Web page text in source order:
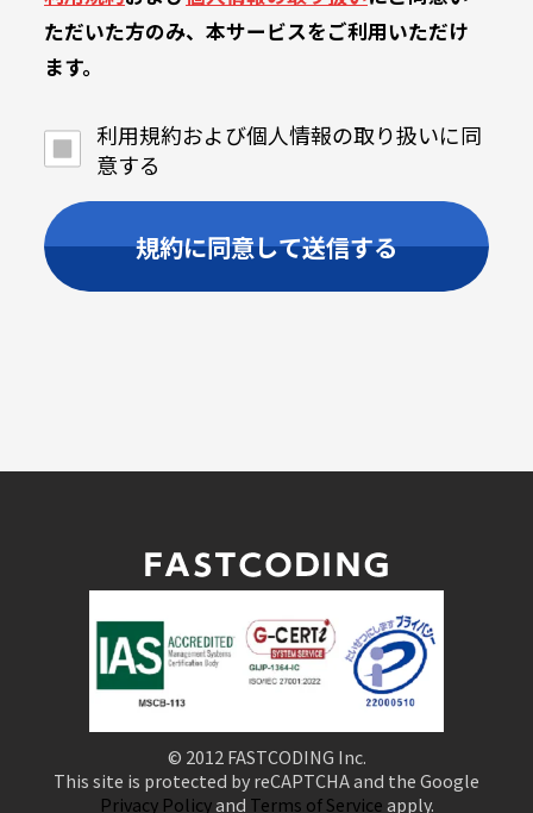
ただいた方のみ、本サービスをご利用いただけ
ます。
利用規約および個人情報の取り扱いに同
意する
© 2012 FASTCODING Inc.
This site is protected by reCAPTCHA and the Google
Privacy Policyand Terms of Serviceapply.